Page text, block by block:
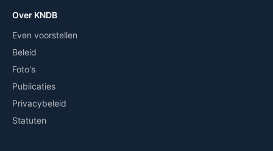
Over KNDB
Even voorstellen
Beleid
Foto's
Publicaties
Privacybeleid
Statuten